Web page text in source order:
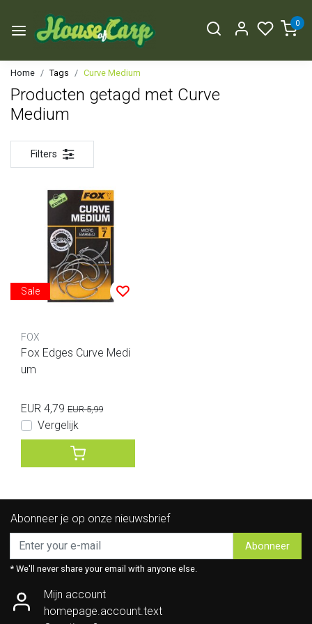
0
Home Tags Curve Medium
Producten getagd met Curve
Medium
Filters
Sale
FOX
Fox Edges Curve Medi
um
EUR 4,79 EUR 5,99
Vergelijk
Abonneer je op onze nieuwsbrief
Abonneer
* We'll never share your email with anyone else.
Mijn account
homepage.account.text